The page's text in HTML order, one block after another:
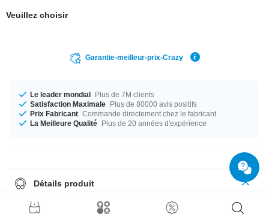
Veuillez choisir
Garantie-meilleur-prix-Crazy
Le leader mondial Plus de 7M clients
Satisfaction Maximale Plus de 80000 avis positifs
Prix Fabricant Commande directement chez le fabricant
La Meilleure Qualité Plus de 20 années d'expérience
Détails produit
Les studs d'oreilles sont toujours envoyés par paires, donc il suffit de
choisir quantité = 1 pour recevoir une paire.